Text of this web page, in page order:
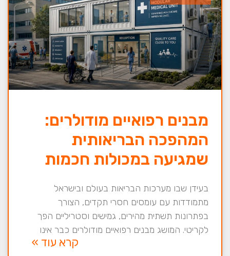
מבנים רפואיים מודולרים:
המהפכה הבריאותית
שמגיעה במכולות חכמות
בעידן שבו מערכות הבריאות בעולם ובישראל
מתמודדות עם עומסים חסרי תקדים, הצורך
בפתרונות תשתית מהירים, גמישים וסטריליים הפך
לקריטי. המושג מבנים רפואיים מודולרים כבר אינו
קרא עוד »